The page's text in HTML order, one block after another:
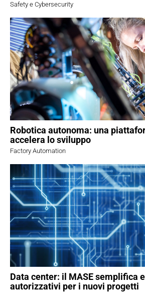
Safety e Cybersecurity
Robotica autonoma: una
accelera lo sviluppo
Factory Automation
Data center: il MASE semplifica
autorizzativi per i nuovi progetti